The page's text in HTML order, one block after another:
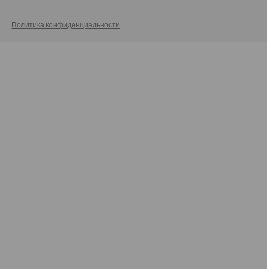
Политика конфиденциальности